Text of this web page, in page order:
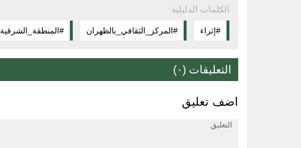
الكلمات الدليلية
#إثراء #المركز_الثقافي_بالظهران #المنطقة_الشرقية
التعليقات (٠)
اضف تعليق